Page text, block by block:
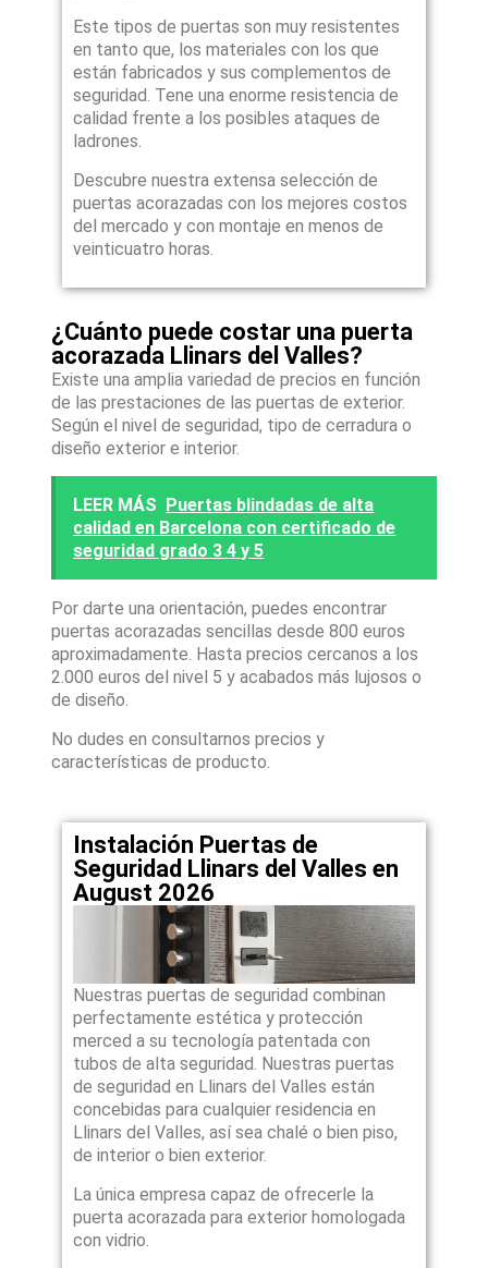
Este tipos de puertas son muy resistentes
en tanto que, los materiales con los que
están fabricados y sus complementos de
seguridad. Tene una enorme resistencia de
calidad frente a los posibles ataques de
ladrones.
Descubre nuestra extensa selección de
puertas acorazadas con los mejores costos
del mercado y con montaje en menos de
veinticuatro horas.
¿Cuánto puede costar una puerta
acorazada Llinars del Valles?
Existe una amplia variedad de precios en función
de las prestaciones de las puertas de exterior.
Según el nivel de seguridad, tipo de cerradura o
diseño exterior e interior.
LEER MÁS
Puertas blindadas de alta
calidad en Barcelona con certificado de
seguridad grado 3 4 y 5
Por darte una orientación, puedes encontrar
puertas acorazadas sencillas desde 800 euros
aproximadamente. Hasta precios cercanos a los
2.000 euros del nivel 5 y acabados más lujosos o
de diseño.
No dudes en consultarnos precios y
características de producto.
Instalación Puertas de
Seguridad Llinars del Valles en
August 2026
Nuestras puertas de seguridad combinan
perfectamente estética y protección
merced a su tecnología patentada con
tubos de alta seguridad. Nuestras puertas
de seguridad en Llinars del Valles están
concebidas para cualquier residencia en
Llinars del Valles, así sea chalé o bien piso,
de interior o bien exterior.
La única empresa capaz de ofrecerle la
puerta acorazada para exterior homologada
con vidrio.